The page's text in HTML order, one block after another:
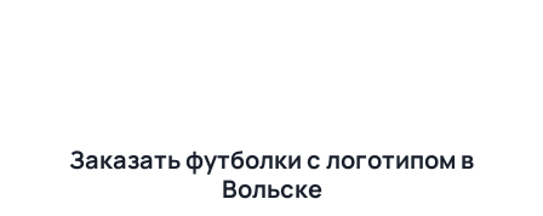
Заказать футболки с логотипом в
Вольске